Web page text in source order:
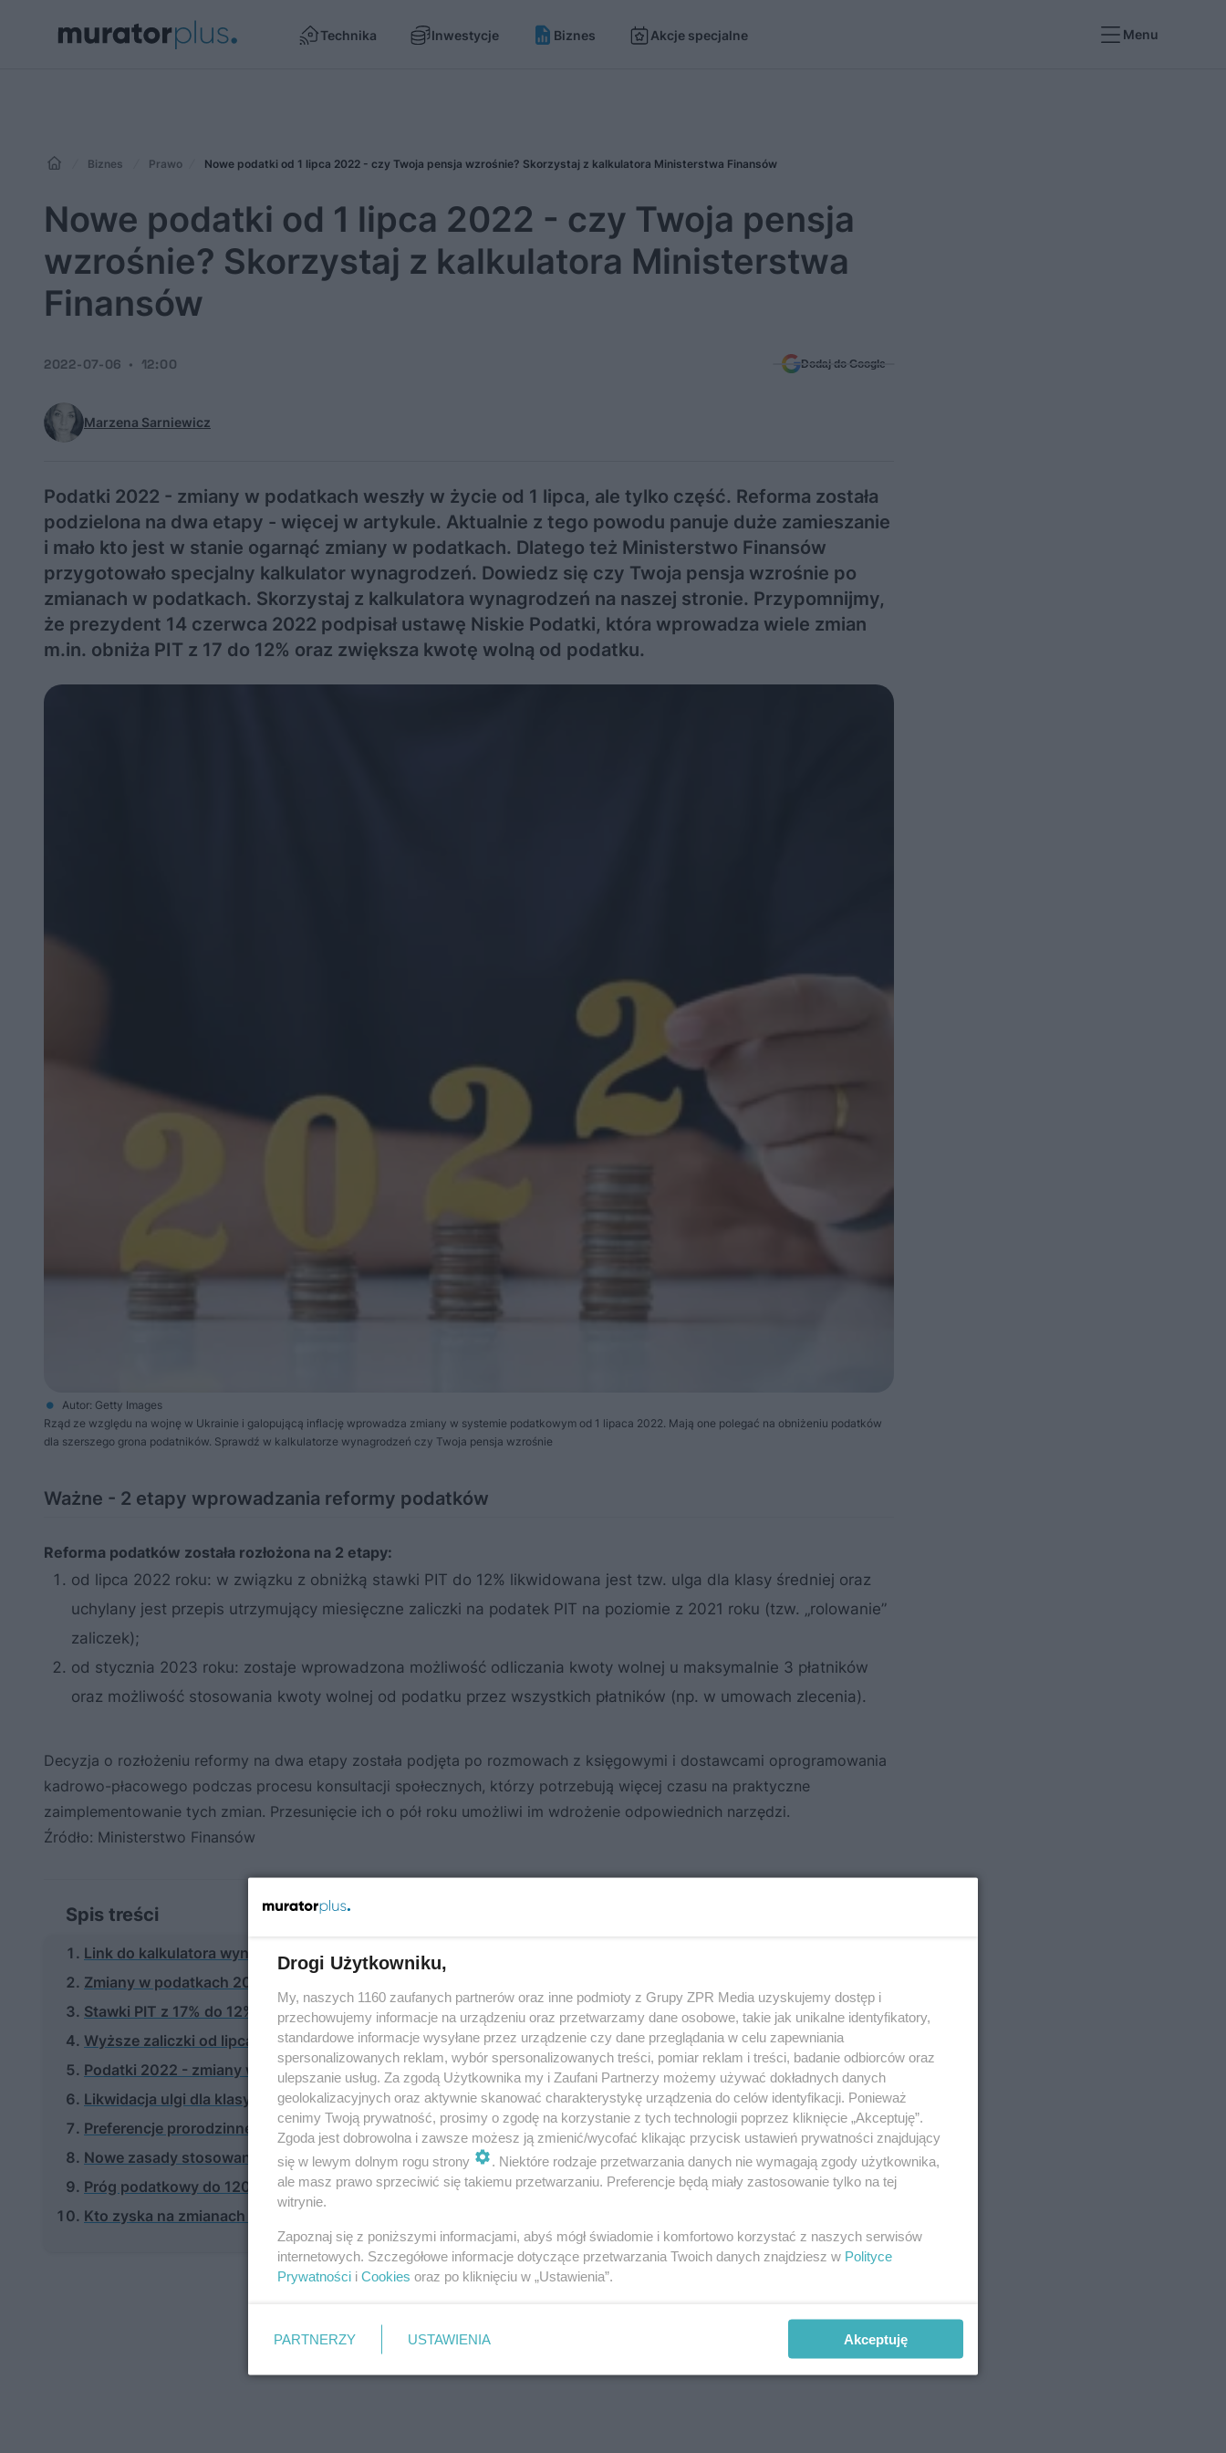
Technika Inwestycje Biznes Akcje specjalne Menu
Biznes Prawo Nowe podatki od 1 lipca 2022 - czy Twoja pensja wzrośnie? Skorzystaj z kalkulatora Ministerstwa Finansów
Nowe podatki od 1 lipca 2022 - czy Twoja pensja
wzrośnie? Skorzystaj z kalkulatora Ministerstwa
Finansów
Marzena Sarniewicz
2022-07-06 12:00 Dodaj do Google
Podatki 2022 - zmiany w podatkach weszły w życie od 1 lipca, ale tylko część. Reforma została
podzielona na dwa etapy - więcej w artykule. Aktualnie z tego powodu panuje duże zamieszanie
i mało kto jest w stanie ogarnąć zmiany w podatkach. Dlatego też Ministerstwo Finansów
przygotowało specjalny kalkulator wynagrodzeń. Dowiedz się czy Twoja pensja wzrośnie po
zmianach w podatkach. Skorzystaj z kalkulatora wynagrodzeń na naszej stronie. Przypomnijmy,
że prezydent 14 czerwca 2022 podpisał ustawę Niskie Podatki, która wprowadza wiele zmian
m.in. obniża PIT z 17 do 12% oraz zwiększa kwotę wolną od podatku.
Autor: Getty Images
Rząd ze względu na wojnę w Ukrainie i galopującą inflację wprowadza zmiany w systemie podatkowym od 1 lipaca 2022. Mają one polegać na obniżeniu podatków
dla szerszego grona podatników. Sprawdź w kalkulatorze wynagrodzeń czy Twoja pensja wzrośnie
Ważne - 2 etapy wprowadzania reformy podatków
Reforma podatków została rozłożona na 2 etapy:
od lipca 2022 roku: w związku z obniżką stawki PIT do 12% likwidowana jest tzw. ulga dla klasy średniej oraz
uchylany jest przepis utrzymujący miesięczne zaliczki na podatek PIT na poziomie z 2021 roku (tzw. „rolowanie”
zaliczek);
od stycznia 2023 roku: zostaje wprowadzona możliwość odliczania kwoty wolnej u maksymalnie 3 płatników
oraz możliwość stosowania kwoty wolnej od podatku przez wszystkich płatników (np. w umowach zlecenia).
Decyzja o rozłożeniu reformy na dwa etapy została podjęta po rozmowach z księgowymi i dostawcami oprogramowania
kadrowo-płacowego podczas procesu konsultacji społecznych, którzy potrzebują więcej czasu na praktyczne
zaimplementowanie tych zmian. Przesunięcie ich o pół roku umożliwi im wdrożenie odpowiednich narzędzi.
Źródło: Ministerstwo Finansów
Spis treści
Link do kalkulatora wynagrodzeń - sprawdź czy zarobisz więcej od lipca 2022
Zmiany w podatkach 2022 - Niskie Podatki od 1 lipca
Stawki PIT z 17% do 12%
Wyższe zaliczki od lipca na PIT - kogo będą dotyczyć?
Podatki 2022 - zmiany w składce zdrowotnej
Likwidacja ulgi dla klasy średniej
Preferencje prorodzinne w podatkach 2022
Nowe zasady stosowania kwoty wolnej od 2023
Próg podatkowy do 120 tys.
Kto zyska na zmianach w podatkach 2022 – przykłady
Drogi Użytkowniku,
My, naszych 1160 zaufanych partnerów oraz inne podmioty z Grupy ZPR Media uzyskujemy dostęp i
przechowujemy informacje na urządzeniu oraz przetwarzamy dane osobowe, takie jak unikalne identyfikatory,
standardowe informacje wysyłane przez urządzenie czy dane przeglądania w celu zapewniania
spersonalizowanych reklam, wybór spersonalizowanych treści, pomiar reklam i treści, badanie odbiorców oraz
ulepszanie usług. Za zgodą Użytkownika my i Zaufani Partnerzy możemy używać dokładnych danych
geolokalizacyjnych oraz aktywnie skanować charakterystykę urządzenia do celów identyfikacji. Ponieważ
cenimy Twoją prywatność, prosimy o zgodę na korzystanie z tych technologii poprzez kliknięcie „Akceptuję”.
Zgoda jest dobrowolna i zawsze możesz ją zmienić/wycofać klikając przycisk ustawień prywatności znajdujący
się w lewym dolnym rogu strony
. Niektóre rodzaje przetwarzania danych nie wymagają zgody użytkownika,
ale masz prawo sprzeciwić się takiemu przetwarzaniu. Preferencje będą miały zastosowanie tylko na tej
witrynie.
Zapoznaj się z poniższymi informacjami, abyś mógł świadomie i komfortowo korzystać z naszych serwisów
internetowych. Szczegółowe informacje dotyczące przetwarzania Twoich danych znajdziesz w Polityce
Prywatności i Cookies oraz po kliknięciu w „Ustawienia”.
PARTNERZY USTAWIENIA Akceptuję